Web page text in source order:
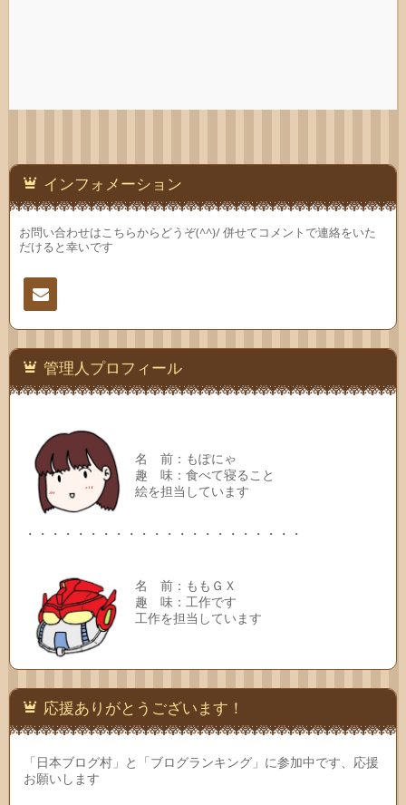
インフォメーション
お問い合わせはこちらからどうぞ(^^)/ 併せてコメントで連絡をいた
だけると幸いです
連絡
先 管理人プロフィール
名 前：もぽにゃ
趣 味：食べて寝ること
絵を担当しています
・・・・・・・・・・・・・・・・・・・・・・
名 前：ももＧＸ
趣 味：工作です
工作を担当しています
応援ありがとうございます！
「日本ブログ村」と「ブログランキング」に参加中です、応援
お願いします